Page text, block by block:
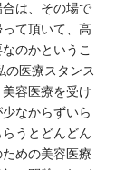
は、その場で
て頂いて、高
のかというこ
の医療スタンス
容医療を受け
なからずいら
うとどんどん
めの美容医療